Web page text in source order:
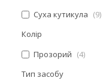
Суха кутикула
9
Колір
Прозорий
4
Тип засобу